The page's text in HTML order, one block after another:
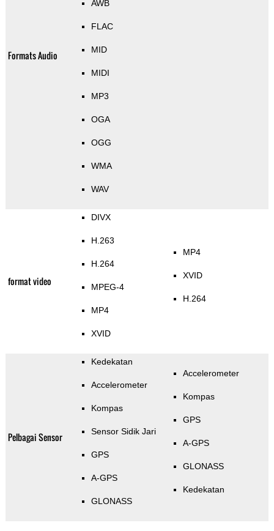
Formats Audio
AWB
FLAC
MID
MIDI
MP3
OGA
OGG
WMA
WAV
format video
DIVX
H.263
H.264
MPEG-4
MP4
XVID
MP4
XVID
H.264
Pelbagai Sensor
Kedekatan
Accelerometer
Kompas
Sensor Sidik Jari
GPS
A-GPS
GLONASS
Accelerometer
Kompas
GPS
A-GPS
GLONASS
Kedekatan